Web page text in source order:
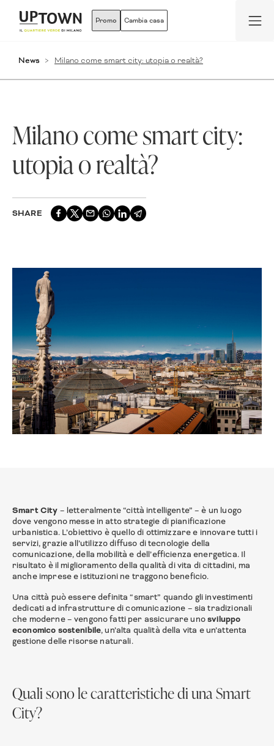
Promo Cambia casa
News Milano come smart city: utopia o realtà?
Milano come smart city:
utopia o realtà?
SHARE
Smart City – letteralmente “città intelligente” – è un luogo
dove vengono messe in atto strategie di pianificazione
urbanistica. L’obiettivo è quello di ottimizzare e innovare tutti i
servizi, grazie all’utilizzo diffuso di tecnologie della
comunicazione, della mobilità e dell’efficienza energetica. Il
risultato è il miglioramento della qualità di vita di cittadini, ma
anche imprese e istituzioni ne traggono beneficio.
Una città può essere definita “smart” quando gli investimenti
dedicati ad infrastrutture di comunicazione – sia tradizionali
che moderne – vengono fatti per assicurare unosviluppo
economico sostenibile, un’alta qualità della vita e un’attenta
gestione delle risorse naturali.
Quali sono le caratteristiche di una Smart
City?